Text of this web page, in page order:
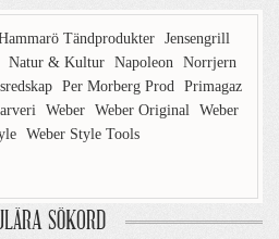
Tändprodukter Jensengrill
Natur & Kultur Napoleon Norrjern
Per Morberg Prod Primagaz
Weber Weber Original Weber
Weber Style Tools
SÖKORD